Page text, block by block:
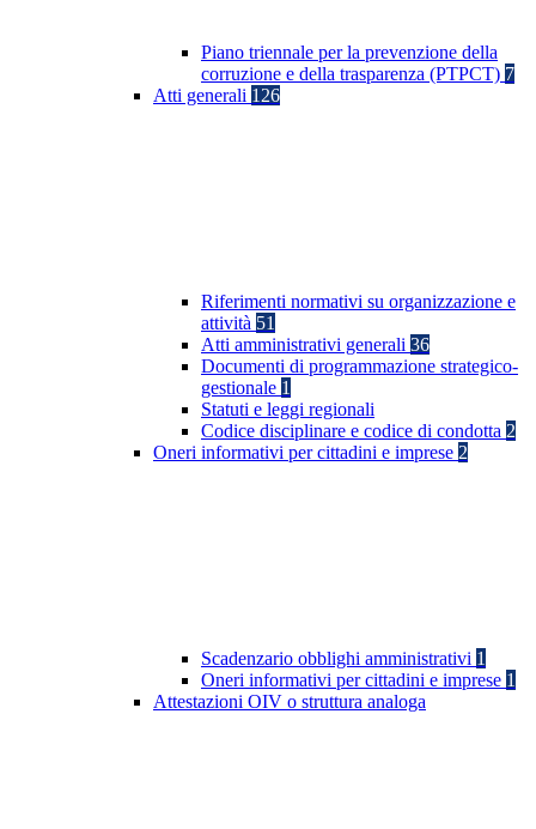
Piano triennale per la prevenzione della
corruzione e della trasparenza (PTPCT) 7
Atti generali 126
Riferimenti normativi su organizzazione e
attività 51
Atti amministrativi generali 36
Documenti di programmazione strategico-
gestionale 1
Statuti e leggi regionali
Codice disciplinare e codice di condotta 2
Oneri informativi per cittadini e imprese 2
Scadenzario obblighi amministrativi 1
Oneri informativi per cittadini e imprese 1
Attestazioni OIV o struttura analoga